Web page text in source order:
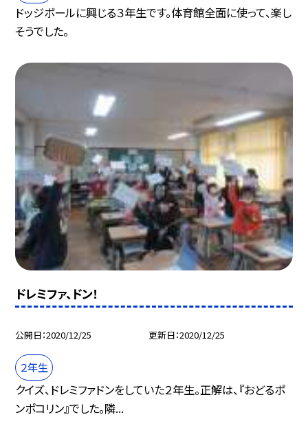
ドッジボールに興じる３年生です。体育館全面に使って、楽し
そうでした。
ドレミファ、ドン！
公開日 2020/12/25 更新日 2020/12/25
２年生
クイズ、ドレミファドンをしていた２年生。正解は、『おどるポ
ンポコリン』でした。隣...